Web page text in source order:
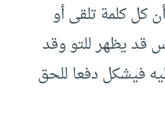
كل كلمة تلقى أو
قد يظهر للتو وقد
فيشكل دفعا للحق